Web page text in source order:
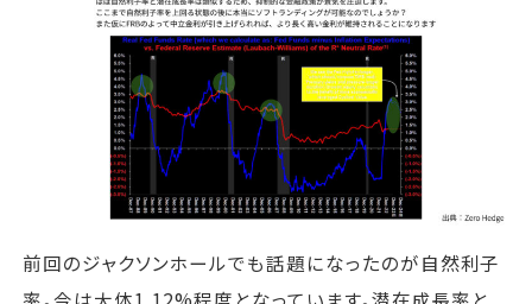
前回のジャクソンホールでも話題になったのが自然利子